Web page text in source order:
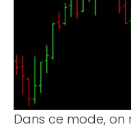
Dans ce mode,